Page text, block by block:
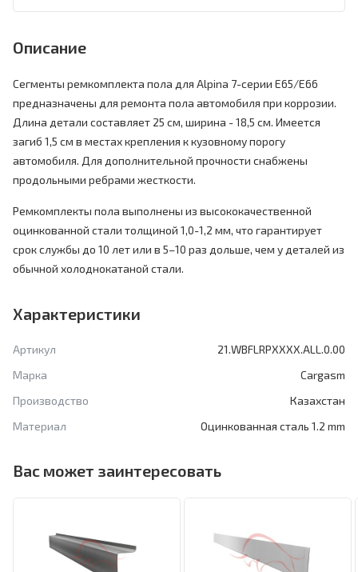
Описание
Сегменты ремкомплекта пола для Alpina 7-серии E65/E66
предназначены для ремонта пола автомобиля при коррозии.
Длина детали составляет 25 см, ширина - 18,5 см. Имеется
загиб 1,5 см в местах крепления к кузовному порогу
автомобиля. Для дополнительной прочности снабжены
продольными ребрами жесткости.
Ремкомплекты пола выполнены из высококачественной
оцинкованной стали толщиной 1,0-1,2 мм, что гарантирует
срок службы до 10 лет или в 5–10 раз дольше, чем у деталей из
обычной холоднокатаной стали.
Характеристики
Артикул
21.WBFLRPXXXX.ALL.0.00
Марка
Cargasm
Производство
Казахстан
Материал
Оцинкованная сталь 1.2 mm
Вас может заинтересовать